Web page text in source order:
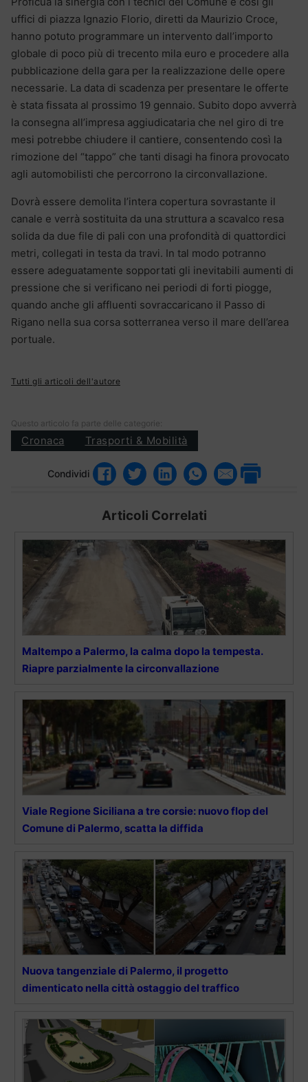
uffici di piazza Ignazio Florio, diretti da Maurizio Croce,
hanno potuto programmare un intervento dall’importo
globale di poco più di trecento mila euro e procedere alla
pubblicazione della gara per la realizzazione delle opere
necessarie. La data di scadenza per presentare le offerte
è stata fissata al prossimo 19 gennaio. Subito dopo avverrà
la consegna all’impresa aggiudicataria che nel giro di tre
mesi potrebbe chiudere il cantiere, consentendo così la
rimozione del “tappo” che tanti disagi ha finora provocato
agli automobilisti che percorrono la circonvallazione.
Dovrà essere demolita l’intera copertura sovrastante il
canale e verrà sostituita da una struttura a scavalco resa
solida da due file di pali con una profondità di quattordici
metri, collegati in testa da travi. In tal modo potranno
essere adeguatamente sopportati gli inevitabili aumenti di
pressione che si verificano nei periodi di forti piogge,
quando anche gli affluenti sovraccaricano il Passo di
Rigano nella sua corsa sotterranea verso il mare dell’area
portuale.
Tutti gli articoli dell'autore
Questo articolo fa parte delle categorie:
Cronaca Trasporti & Mobilità
Condividi
Articoli Correlati
Maltempo a Palermo, la calma dopo la tempesta.
Riapre parzialmente la circonvallazione
Viale Regione Siciliana a tre corsie: nuovo flop del
Comune di Palermo, scatta la diffida
Nuova tangenziale di Palermo, il progetto
dimenticato nella città ostaggio del traffico